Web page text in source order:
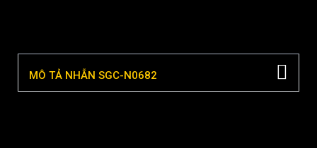
MÔ TẢ NHẪN SGC-N0682